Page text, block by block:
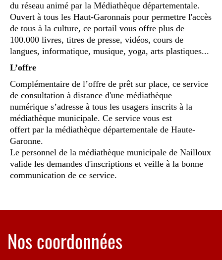
du réseau animé par la Médiathèque départementale.
Ouvert à tous les Haut-Garonnais pour permettre l'accès
de tous à la culture, ce portail vous offre plus de
100.000 livres, titres de presse, vidéos, cours de
langues, informatique, musique, yoga, arts plastiques...
L’offre
Complémentaire de l’offre de prêt sur place, ce service
de consultation à distance d'une médiathèque
numérique s’adresse à tous les usagers inscrits à la
médiathèque municipale. Ce service vous est
offert par la médiathèque départementale de Haute-
Garonne.
Le personnel de la médiathèque municipale de Nailloux
valide les demandes d'inscriptions et veille à la bonne
communication de ce service.
Nos coordonnées